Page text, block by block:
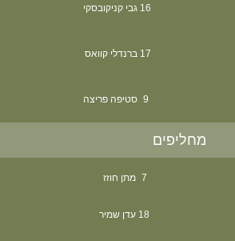
16 גבי קניקובסקי
17 ברנדלי קוואס
9 סטיפה פריצה
מחליפים
7 מתן חוזז
18 עדן שמיר